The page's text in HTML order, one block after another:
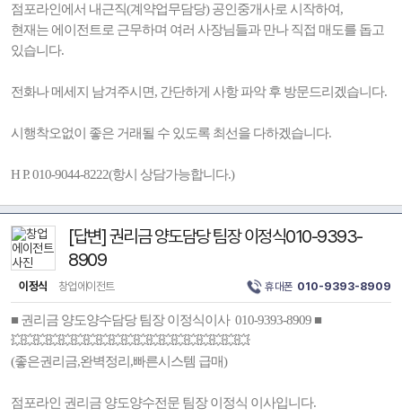
점포라인에서 내근직(계약업무담당) 공인중개사로 시작하여,
현재는 에이전트로 근무하며 여러 사장님들과 만나 직접 매도를 돕고
있습니다.
전화나 메세지 남겨주시면, 간단하게 사항 파악 후 방문드리겠습니다.
시행착오없이 좋은 거래될 수 있도록 최선을 다하겠습니다.
H P. 010-9044-8222(항시 상담가능합니다.)
[답변] 권리금 양도담당 팀장 이정식010-9393-
8909
이정식 창업에이전트 휴대폰 010-9393-8909
■ 권리금 양도양수담당 팀장 이정식이사 010-9393-8909 ■
💥💥💥💥💥💥💥💥💥💥💥💥💥💥💥💥💥💥💥
(좋은권리금,완벽정리,빠른시스템 급매)
점포라인 권리금 양도양수전문 팀장 이정식 이사입니다.